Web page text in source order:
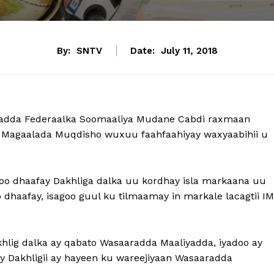
By: SNTV Date: July 11, 2018
Federaalka Soomaaliya Mudane Cabdi raxmaan
Muqdisho wuxuu faahfaahiyay waxyaabihii u
dhaafay Dakhliga dalka uu kordhay isla markaana uu
isagoo guul ku tilmaamay in markale lacagtii
dalka ay qabato Wasaaradda Maaliyadda, iyadoo ay
ay hayeen ku wareejiyaan Wasaaradda